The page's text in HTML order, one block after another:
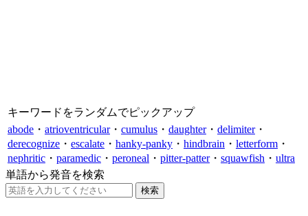
キーワードをランダムでピックアップ
abode ・ atrioventricular・ cumulus ・ daughter・ delimiter・
derecognize ・ escalate ・ hanky-panky ・ hindbrain ・ letterform ・
nephritic ・ paramedic ・ peroneal ・ pitter-patter・ squawfish ・ ultra
単語から発音を検索